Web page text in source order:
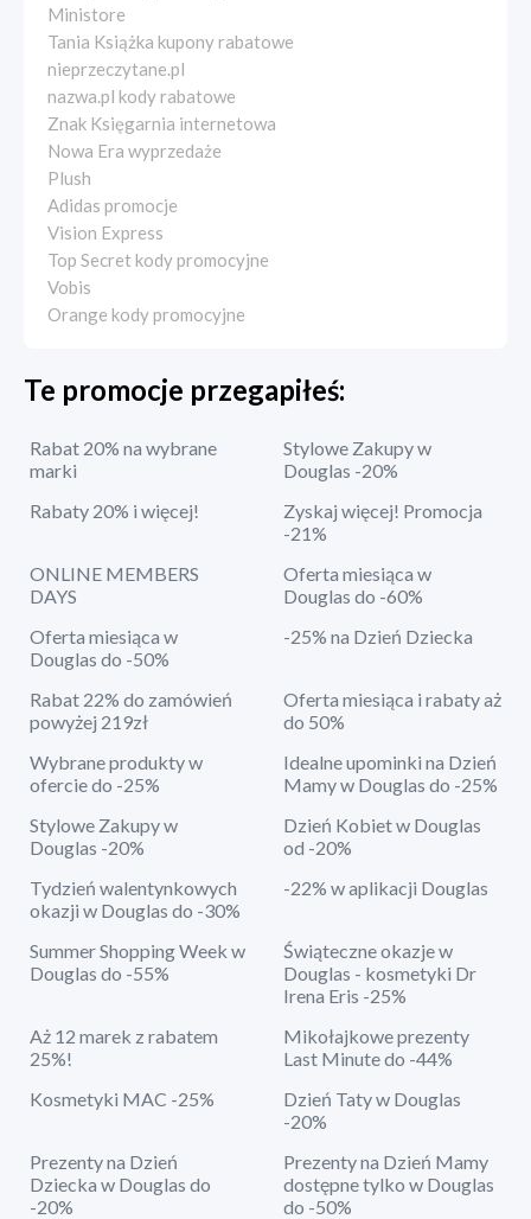
Ministore
Tania Książka kupony rabatowe
nieprzeczytane.pl
nazwa.pl kody rabatowe
Znak Księgarnia internetowa
Nowa Era wyprzedaże
Plush
Adidas promocje
Vision Express
Top Secret kody promocyjne
Vobis
Orange kody promocyjne
Te promocje przegapiłeś:
Rabat 20% na wybrane
marki
Stylowe Zakupy w
Douglas -20%
Rabaty 20% i więcej!
Zyskaj więcej! Promocja
-21%
ONLINE MEMBERS
DAYS
Oferta miesiąca w
Douglas do -60%
Oferta miesiąca w
Douglas do -50%
-25% na Dzień Dziecka
Rabat 22% do zamówień
powyżej 219zł
Oferta miesiąca i rabaty aż
do 50%
Wybrane produkty w
ofercie do -25%
Idealne upominki na Dzień
Mamy w Douglas do -25%
Stylowe Zakupy w
Douglas -20%
Dzień Kobiet w Douglas
od -20%
Tydzień walentynkowych
okazji w Douglas do -30%
-22% w aplikacji Douglas
Summer Shopping Week w
Douglas do -55%
Świąteczne okazje w
Douglas - kosmetyki Dr
Irena Eris -25%
Aż 12 marek z rabatem
25%!
Mikołajkowe prezenty
Last Minute do -44%
Kosmetyki MAC -25%
Dzień Taty w Douglas
-20%
Prezenty na Dzień
Dziecka w Douglas do
-20%
Prezenty na Dzień Mamy
dostępne tylko w Douglas
do -50%